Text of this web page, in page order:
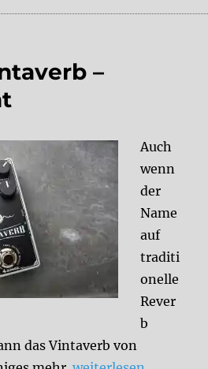
–
Auch
wenn
der
Name
auf
traditi
onelle
Rever
b
das Vintaverb von